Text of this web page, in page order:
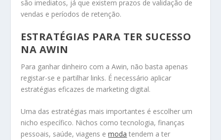
são imediatos, já que existem prazos de validação de
vendas e períodos de retenção.
ESTRATÉGIAS PARA TER SUCESSO
NA AWIN
Para ganhar dinheiro com a Awin, não basta apenas
registar-se e partilhar links. É necessário aplicar
estratégias eficazes de marketing digital.
Uma das estratégias mais importantes é escolher um
nicho específico. Nichos como tecnologia, finanças
pessoais, saúde, viagens emoda tendem a ter